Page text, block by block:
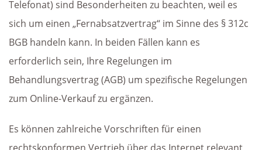
Telefonat) sind Besonderheiten zu beachten, weil es
sich um einen „Fernabsatzvertrag“ im Sinne des § 312c
BGB handeln kann. In beiden Fällen kann es
erforderlich sein, Ihre Regelungen im
Behandlungsvertrag (AGB) um spezifische Regelungen
zum Online-Verkauf zu ergänzen.
Es können zahlreiche Vorschriften für einen
rechtskonformen Vertrieb über das Internet relevant